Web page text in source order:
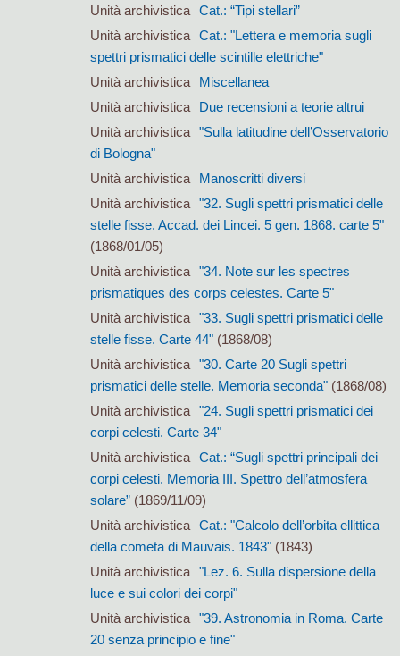
Unità archivistica Cat.: “Tipi stellari”
Unità archivistica Cat.: "Lettera e memoria sugli
spettri prismatici delle scintille elettriche"
Unità archivistica
Miscellanea
Unità archivistica
Due recensioni a teorie altrui
Unità archivistica "Sulla latitudine dell’Osservatorio
di Bologna"
Unità archivistica
Manoscritti diversi
Unità archivistica "32. Sugli spettri prismatici delle
stelle fisse. Accad. dei Lincei. 5 gen. 1868. carte 5"
(1868/01/05)
Unità archivistica "34. Note sur les spectres
prismatiques des corps celestes. Carte 5"
Unità archivistica "33. Sugli spettri prismatici delle
stelle fisse. Carte 44"(1868/08)
Unità archivistica "30. Carte 20 Sugli spettri
prismatici delle stelle. Memoria seconda"(1868/08)
Unità archivistica "24. Sugli spettri prismatici dei
corpi celesti. Carte 34"
Unità archivistica Cat.: “Sugli spettri principali dei
corpi celesti. Memoria III. Spettro dell’atmosfera
solare”(1869/11/09)
Unità archivistica Cat.: "Calcolo dell’orbita ellittica
della cometa di Mauvais. 1843"(1843)
Unità archivistica "Lez. 6. Sulla dispersione della
luce e sui colori dei corpi"
Unità archivistica "39. Astronomia in Roma. Carte
20 senza principio e fine"